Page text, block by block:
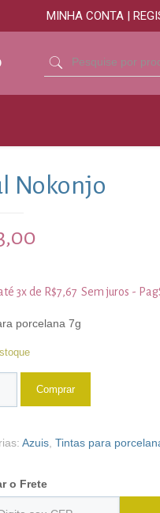
MINHA CONTA |
Nokonjo
3x de R$7,67 Sem juros -
porcelana 7g
Comprar
Azuis ,Tintas para
o Frete